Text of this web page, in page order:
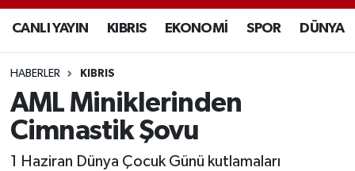
CANLI YAYIN KIBRIS EKONOMİ SPOR DÜNYA
HABERLER KIBRIS
AML Miniklerinden
Cimnastik Şovu
1 Haziran Dünya Çocuk Günü kutlamaları
EKONOMİ
MAGAZİN
SAĞLIK
SPOR
Lefkoşa Trafik Yoğunluk Haritası
Süper Lig Puan Durumu ve Fikstür
Tüm Manşetler
Son Dakika Haberleri